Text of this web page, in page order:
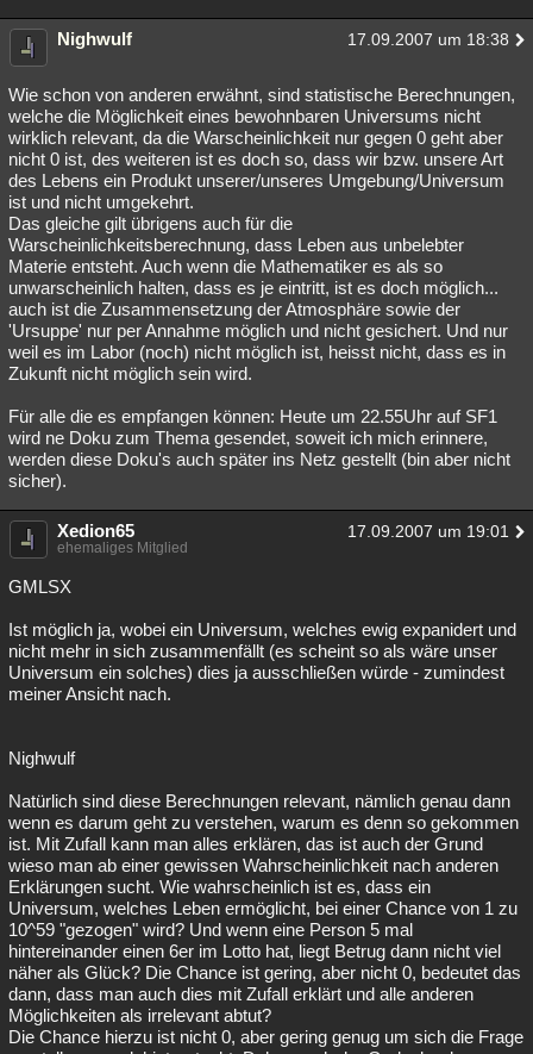
Nighwulf 17.09.2007 um 18:38
Wie schon von anderen erwähnt, sind statistische Berechnungen,
welche die Möglichkeit eines bewohnbaren Universums nicht
wirklich relevant, da die Warscheinlichkeit nur gegen 0 geht aber
nicht 0 ist, des weiteren ist es doch so, dass wir bzw. unsere Art
des Lebens ein Produkt unserer/unseres Umgebung/Universum
ist und nicht umgekehrt.
Das gleiche gilt übrigens auch für die
Warscheinlichkeitsberechnung, dass Leben aus unbelebter
Materie entsteht. Auch wenn die Mathematiker es als so
unwarscheinlich halten, dass es je eintritt, ist es doch möglich...
auch ist die Zusammensetzung der Atmosphäre sowie der
'Ursuppe' nur per Annahme möglich und nicht gesichert. Und nur
weil es im Labor (noch) nicht möglich ist, heisst nicht, dass es in
Zukunft nicht möglich sein wird.
Für alle die es empfangen können: Heute um 22.55Uhr auf SF1
wird ne Doku zum Thema gesendet, soweit ich mich erinnere,
werden diese Doku's auch später ins Netz gestellt (bin aber nicht
sicher).
Xedion65 17.09.2007 um 19:01
ehemaliges Mitglied
GMLSX
Ist möglich ja, wobei ein Universum, welches ewig expanidert und
nicht mehr in sich zusammenfällt (es scheint so als wäre unser
Universum ein solches) dies ja ausschließen würde - zumindest
meiner Ansicht nach.
Nighwulf
Natürlich sind diese Berechnungen relevant, nämlich genau dann
wenn es darum geht zu verstehen, warum es denn so gekommen
ist. Mit Zufall kann man alles erklären, das ist auch der Grund
wieso man ab einer gewissen Wahrscheinlichkeit nach anderen
Erklärungen sucht. Wie wahrscheinlich ist es, dass ein
Universum, welches Leben ermöglicht, bei einer Chance von 1 zu
10^59 "gezogen" wird? Und wenn eine Person 5 mal
hintereinander einen 6er im Lotto hat, liegt Betrug dann nicht viel
näher als Glück? Die Chance ist gering, aber nicht 0, bedeutet das
dann, dass man auch dies mit Zufall erklärt und alle anderen
Möglichkeiten als irrelevant abtut?
Die Chance hierzu ist nicht 0, aber gering genug um sich die Frage